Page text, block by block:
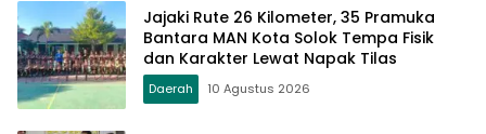
Jajaki Rute 26 Kilometer, 35 Pramuka
Bantara MAN Kota Solok Tempa Fisik
dan Karakter Lewat Napak Tilas
Daerah 10 Agustus 2026